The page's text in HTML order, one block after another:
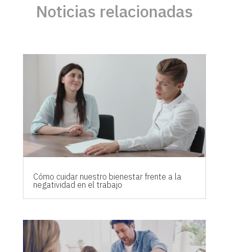
Noticias relacionadas
Cómo cuidar nuestro bienestar frente a la
negatividad en el trabajo